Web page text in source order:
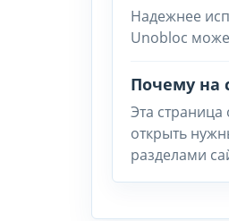
Надежнее
Unobloc
Почему на
Эта
открыть
разделами